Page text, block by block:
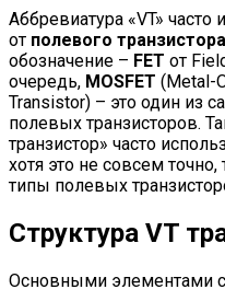
Аббревиатура «VT» часто
от полевого транзистора
обозначение – FET от
очередь, MOSFET (Metal-
Transistor) – это один из
полевых транзисторов.
транзистор» часто
хотя это не совсем
типы полевых
Структура VT
Основными элементами